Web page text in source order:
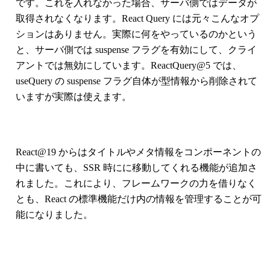
です。これを入れなかった場合、サーバ側ではデータが
取得されなくなります。React Query には元々こんなオプ
ションはありません。実際に何をやっているのかという
と、サーバ側では suspense フラグを有効にして、クライ
アントでは無効にしています。ReactQuery@5 では、
useQuery の suspense フラグ自体が型情報から削除されて
いますが実際は使えます。
React@19 からはタイトルやメタ情報をコンポーネントの
中に書いても、SSR 時にに移動してくれる機能が追加さ
れました。これにより、フレームワークの力を借りなく
とも、React の標準機能だけ内の情報を管理することが可
能になりました。